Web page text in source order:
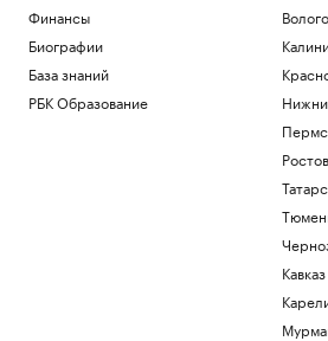
Финансы
Биографии
База знаний
РБК Образование
Кавказ